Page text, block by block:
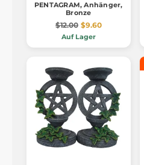
PENTAGRAM, Anhänger,
Bronze
$12.00 $9.60
Auf Lager